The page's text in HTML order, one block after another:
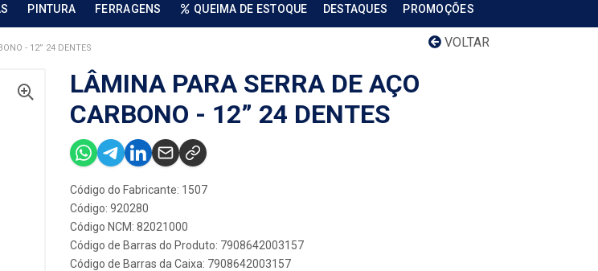
PINTURA FERRAGENS QUEIMA DE ESTOQUE DESTAQUES PROMOÇÕES
VOLTAR
- 12” 24 DENTES
LÂMINA PARA SERRA DE AÇO
CARBONO - 12” 24 DENTES
Código do Fabricante: 1507
Código: 920280
Código NCM: 82021000
Código de Barras do Produto: 7908642003157
Código de Barras da Caixa: 7908642003157